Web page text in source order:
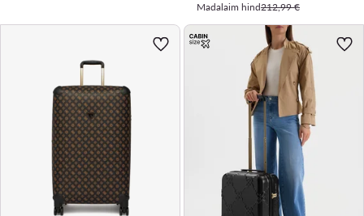
Madalaim hind212,99 €